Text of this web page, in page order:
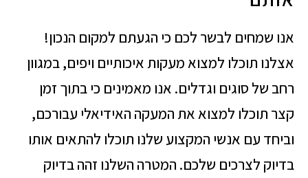
אנו שמחים לבשר לכם כי הגעתם למקום הנכון!
אצלנו תוכלו למצוא מעקות איכותיים ויפים, במגוון
רחב של סוגים וגדלים. אנו מאמינים כי בתוך זמן
קצר תוכלו למצוא את המעקה האידיאלי עבורכם,
וביחד עם אנשי המקצוע שלנו תוכלו להתאים אותו
בדיוק לצרכים שלכם. המטרה השלנו זהה בדיוק